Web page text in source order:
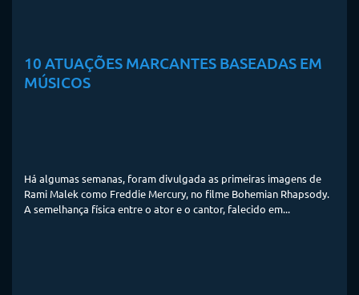
10 ATUAÇÕES MARCANTES BASEADAS EM
MÚSICOS
Há algumas semanas, foram divulgada as primeiras imagens de
Rami Malek como Freddie Mercury, no filme Bohemian Rhapsody.
A semelhança física entre o ator e o cantor, falecido em...